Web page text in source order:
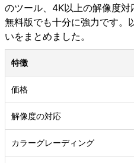
のツール、4K以上の解像度対
無料版でも十分に強力です。
いをまとめました。
特徴
価格
解像度の対応
カラーグレーディング